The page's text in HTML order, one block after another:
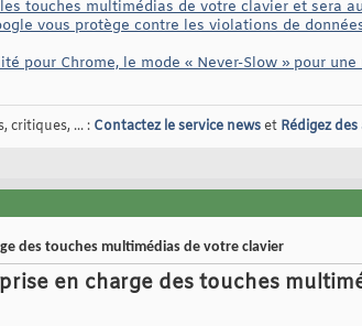
touches multimédias de votre clavier et sera
vous protège contre les violations de
pour Chrome, le mode « Never-Slow » pour
critiques, ... : Contactez le service newset Rédigez
des touches multimédias de votre clavier
en charge des touches